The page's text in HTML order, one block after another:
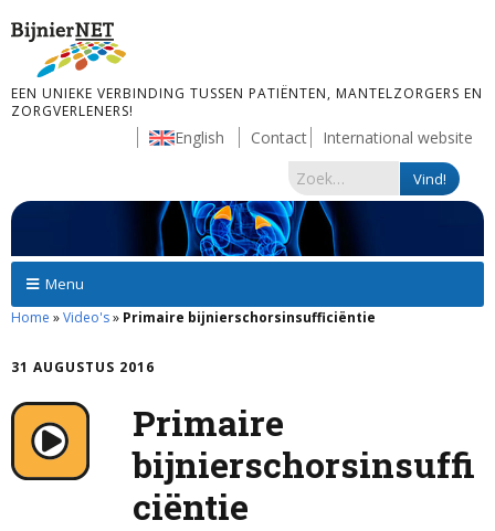
EEN UNIEKE VERBINDING TUSSEN PATIËNTEN, MANTELZORGERS EN
ZORGVERLENERS!
English Contact International website
Menu
Home »Video's» Primaire bijnierschorsinsufficiëntie
31 AUGUSTUS 2016
Primaire
bijnierschorsinsuffi
ciëntie